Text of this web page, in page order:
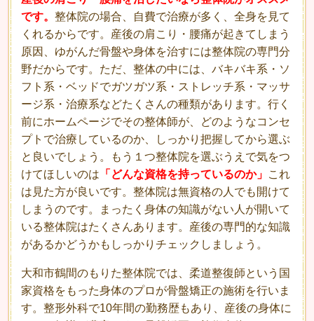
です。 整体院の場合、自費で治療が多く、全身を見て
くれるからです。産後の肩こり・腰痛が起きてしまう
原因、ゆがんだ骨盤や身体を治すには整体院の専門分
野だからです。ただ、整体の中には、バキバキ系・ソ
フト系・ベッドでガツガツ系・ストレッチ系・マッサ
ージ系・治療系などたくさんの種類があります。行く
前にホームページでその整体師が、どのようなコンセ
プトで治療しているのか、しっかり把握してから選ぶ
と良いでしょう。もう１つ整体院を選ぶうえで気をつ
けてほしいのは 「どんな資格を持っているのか」 これ
は見た方が良いです。整体院は無資格の人でも開けて
しまうのです。まったく身体の知識がない人が開いて
いる整体院はたくさんあります。産後の専門的な知識
があるかどうかもしっかりチェックしましょう。
大和市鶴間のもりた整体院では、柔道整復師という国
家資格をもった身体のプロが骨盤矯正の施術を行いま
す。整形外科で10年間の勤務歴もあり、産後の身体に